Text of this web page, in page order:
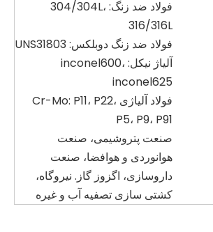
فولاد ضد زنگ: 304/304L،
316/316L
فولاد ضد زنگ دوبلکس: UNS31803
آلیاژ نیکل: inconel600،
inconel625
فولاد آلیاژی Cr-Mo: P11، P22،
P5، P9، P91
صنعت پتروشیمی، صنعت
هوانوردی و هوافضا، صنعت
داروسازی، اگزوز گاز. نیروگاه،
کشتی سازی تصفیه آب و غیره